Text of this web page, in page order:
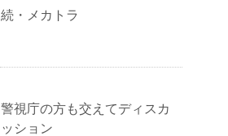
続・メカトラ
警視庁の方も交えてディスカ
ッション